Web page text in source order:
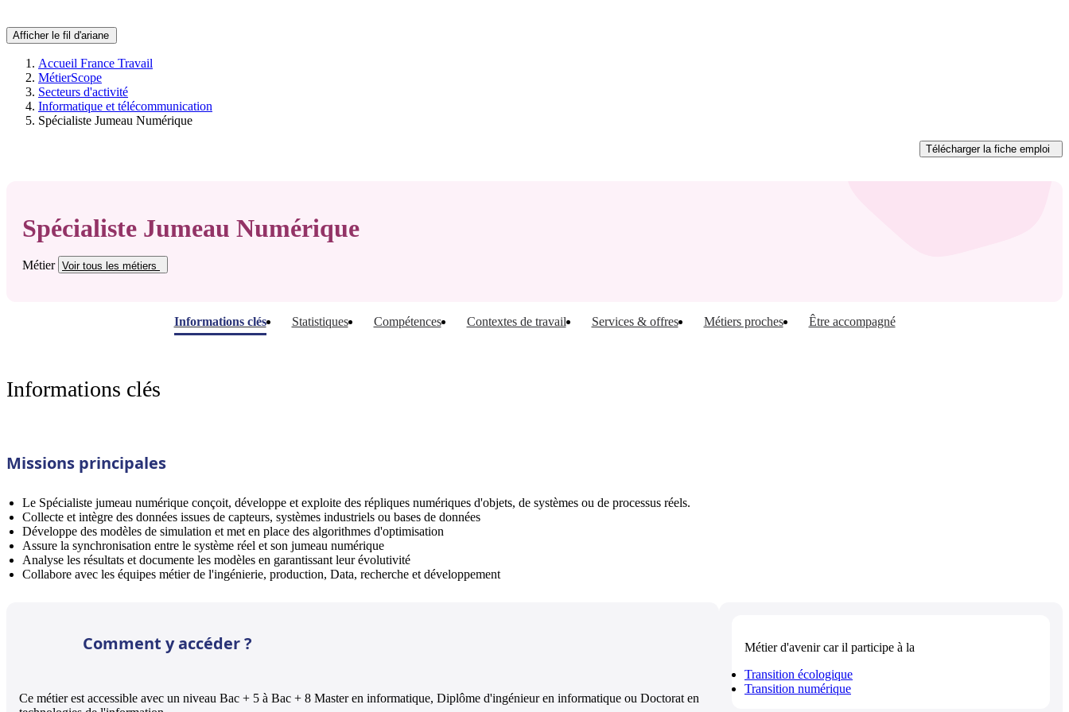
Afficher le fil d'ariane
Accueil France Travail
MétierScope
Secteurs d'activité
Informatique et télécommunication
Spécialiste Jumeau Numérique
Télécharger la fiche emploi
Spécialiste Jumeau Numérique
Métier Voir tous les métiers
Informations clés Statistiques Compétences Contextes de travail Services & offres Métiers proches Être accompagné
Informations clés
Missions principales
Le Spécialiste jumeau numérique conçoit, développe et exploite des répliques numériques d'objets, de systèmes ou de processus réels.
Collecte et intègre des données issues de capteurs, systèmes industriels ou bases de données
Développe des modèles de simulation et met en place des algorithmes d'optimisation
Assure la synchronisation entre le système réel et son jumeau numérique
Analyse les résultats et documente les modèles en garantissant leur évolutivité
Collabore avec les équipes métier de l'ingénierie, production, Data, recherche et développement
Comment y accéder ?
Ce métier est accessible avec un niveau Bac + 5 à Bac + 8 Master en informatique, Diplôme d'ingénieur en informatique ou Doctorat en
Métier d'avenircar il participe à la
Transition écologique
Transition numérique